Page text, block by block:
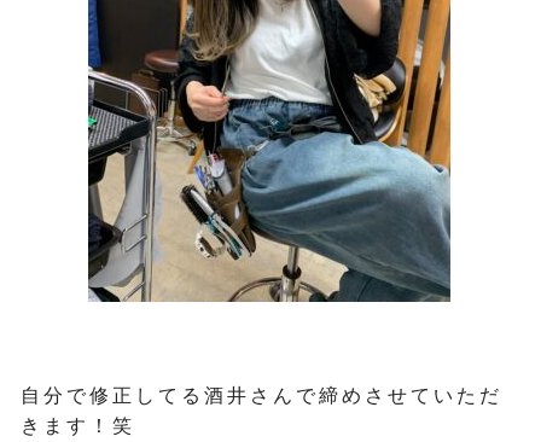
自分で修正してる酒井さんで締めさせていただ
きます！笑